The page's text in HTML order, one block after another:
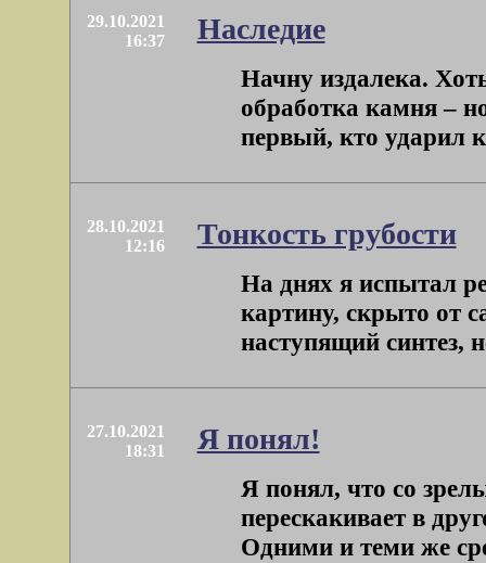
29.10.2021
16:37
Наследие
Начну издалека.
обработка камня –
первый, кто ударил
28.10.2021
12:16
Тонкость грубости
На днях я испытал
картину, скрыто от
наступящий синтез,
27.10.2021
18:31
Я понял!
Я понял, что со
перескакивает в
Одними и теми же